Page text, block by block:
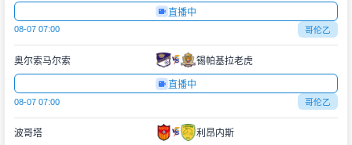
直播中
08-07 07:00 哥伦乙
奥尔索马尔索 锡帕基拉老虎
直播中
08-07 07:00 哥伦乙
波哥塔 利昂内斯